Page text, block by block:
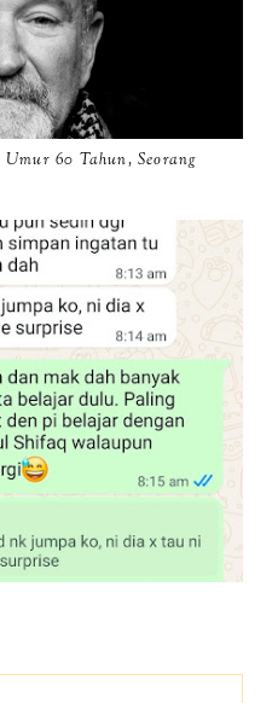
60 Tahun, Seorang